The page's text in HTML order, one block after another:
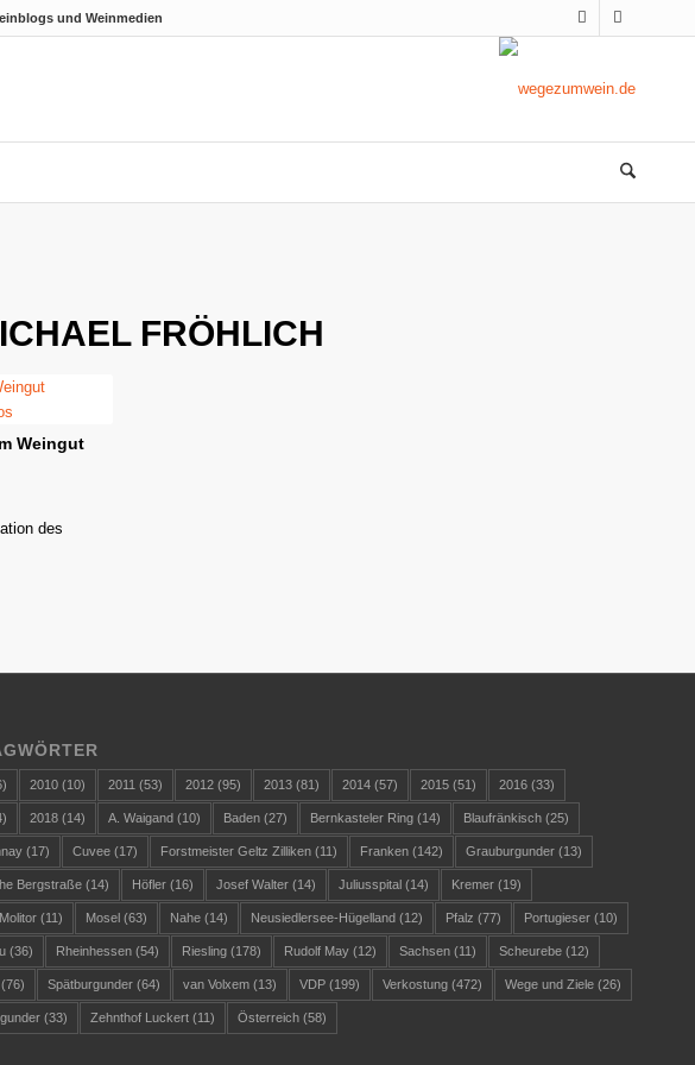
und Weinmedien
FRÖHLICH
Weingut
des
2010 (10) 2011 (53) 2012 (95) 2013 (81) 2014 (57) 2015 (51) 2016 (33)
2018 (14) A. Waigand (10) Baden (27) Bernkasteler Ring (14) Blaufränkisch (25)
(17) Cuvee (17) Forstmeister Geltz Zilliken (11) Franken (142) Grauburgunder (13)
Bergstraße (14) Höfler (16) Josef Walter (14) Juliusspital (14) Kremer (19)
(11) Mosel (63) Nahe (14) Neusiedlersee-Hügelland (12) Pfalz (77) Portugieser (10)
(36) Rheinhessen (54) Riesling (178) Rudolf May (12) Sachsen (11) Scheurebe (12)
(76) Spätburgunder (64) van Volxem (13) VDP (199) Verkostung (472) Wege und Ziele (26)
(33) Zehnthof Luckert (11) Österreich (58)